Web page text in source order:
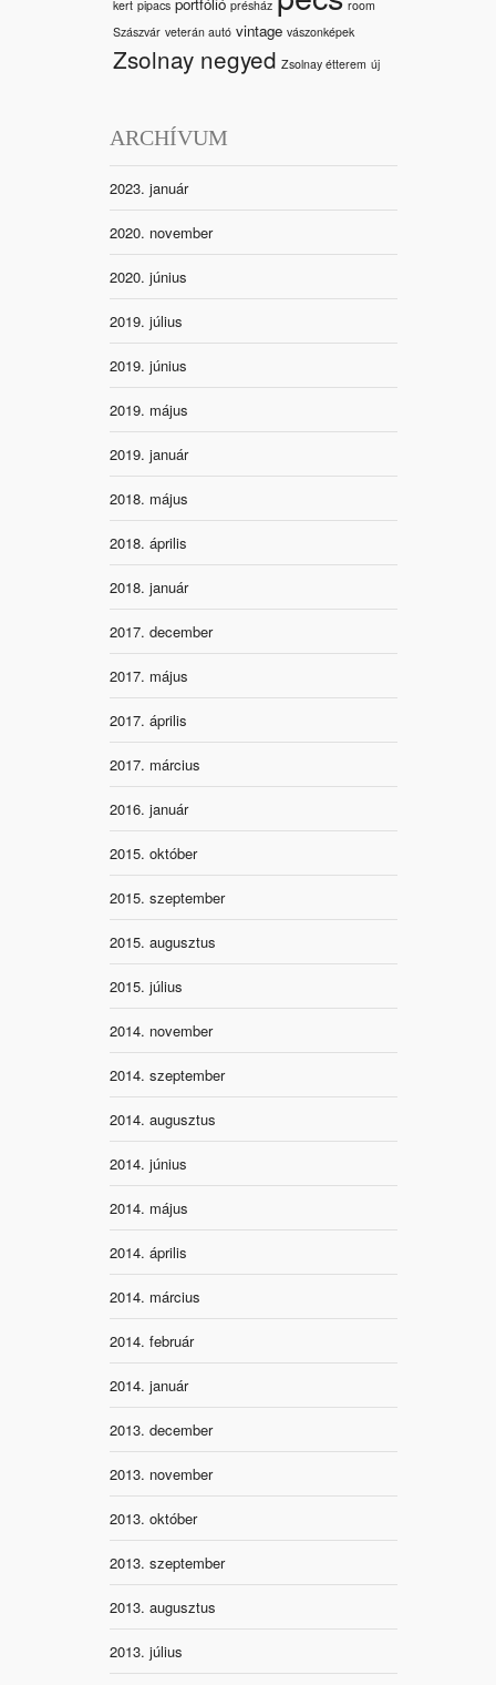
kert pipacs présház
room
Szászvár veterán autó vintage vászonképek
Zsolnay negyed Zsolnay étterem új
ARCHÍVUM
2023. január
2020. november
2020. június
2019. július
2019. június
2019. május
2019. január
2018. május
2018. április
2018. január
2017. december
2017. május
2017. április
2017. március
2016. január
2015. október
2015. szeptember
2015. augusztus
2015. július
2014. november
2014. szeptember
2014. augusztus
2014. június
2014. május
2014. április
2014. március
2014. február
2014. január
2013. december
2013. november
2013. október
2013. szeptember
2013. augusztus
2013. július